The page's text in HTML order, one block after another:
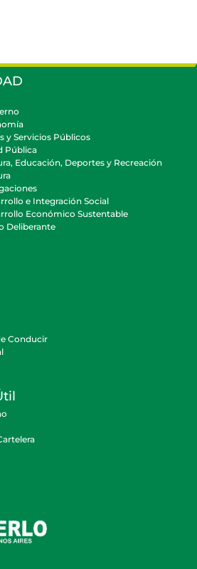
y Servicios Públicos
Pública
Educación, Deportes y Recreación
e Integración Social
Económico Sustentable
Deliberante
Conducir